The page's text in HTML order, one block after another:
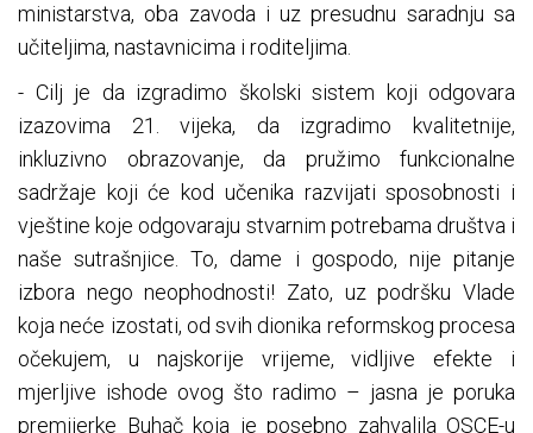
ministarstva, oba zavoda i uz presudnu saradnju sa
učiteljima, nastavnicima i roditeljima.
- Cilj je da izgradimo školski sistem koji odgovara
izazovima 21. vijeka, da izgradimo kvalitetnije,
inkluzivno obrazovanje, da pružimo funkcionalne
sadržaje koji će kod učenika razvijati sposobnosti i
vještine koje odgovaraju stvarnim potrebama društva i
naše sutrašnjice. To, dame i gospodo, nije pitanje
izbora nego neophodnosti! Zato, uz podršku Vlade
koja neće izostati, od svih dionika reformskog procesa
očekujem, u najskorije vrijeme, vidljive efekte i
mjerljive ishode ovog što radimo – jasna je poruka
premijerke Buhač koja je posebno zahvalila OSCE-u